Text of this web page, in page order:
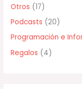
Otros (17)
Podcasts (20)
Programación e
Regalos (4)